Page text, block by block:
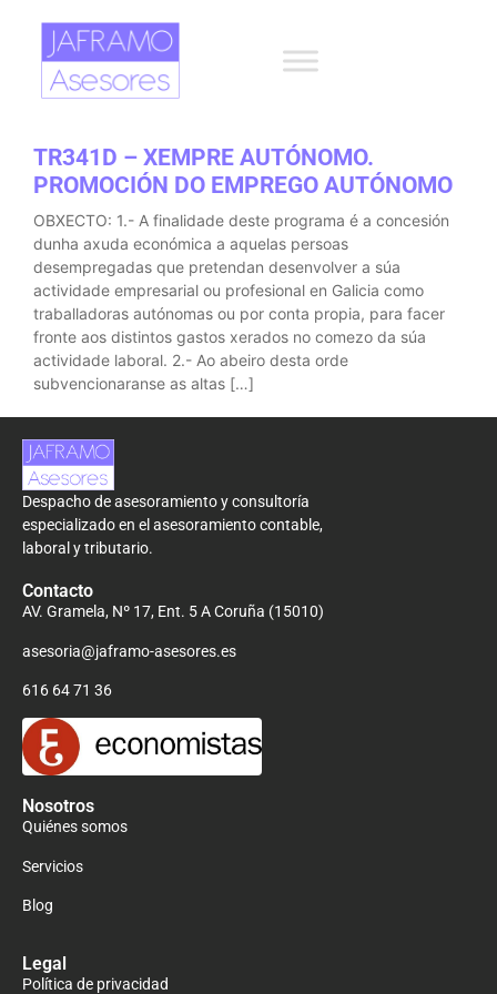
TR341D – XEMPRE AUTÓNOMO.
PROMOCIÓN DO EMPREGO AUTÓNOMO
OBXECTO: 1.- A finalidade deste programa é a concesión
dunha axuda económica a aquelas persoas
desempregadas que pretendan desenvolver a súa
actividade empresarial ou profesional en Galicia como
traballadoras autónomas ou por conta propia, para facer
fronte aos distintos gastos xerados no comezo da súa
actividade laboral. 2.- Ao abeiro desta orde
subvencionaranse as altas […]
Despacho de asesoramiento y consultoría
especializado en el asesoramiento contable,
laboral y tributario.
Contacto
AV. Gramela, Nº 17, Ent. 5 A Coruña (15010)
asesoria@jaframo-asesores.es
616 64 71 36
Nosotros
Quiénes somos
Servicios
Blog
Legal
Política de privacidad